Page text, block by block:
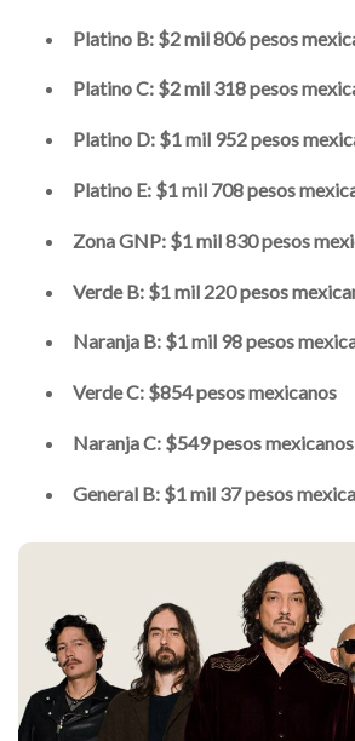
Platino B: $2 mil 806 pesos
Platino C: $2 mil 318 pesos
Platino D: $1 mil 952 pesos
Platino E: $1 mil 708 pesos
Zona GNP: $1 mil 830 pesos
Verde B: $1 mil 220 pesos
Naranja B: $1 mil 98 pesos
Verde C: $854 pesos mexicanos
Naranja C: $549 pesos mexicanos
General B: $1 mil 37 pesos